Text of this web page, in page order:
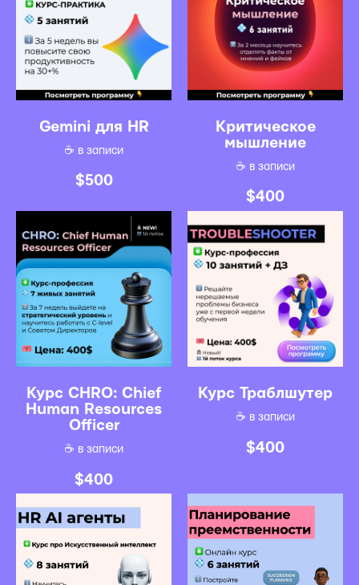
Gemini для HR
☕️ в записи
$500
Критическое
мышление
☕️ в записи
$400
Курс CHRO: Chief
Human Resources
Officer
☕️ в записи
$400
Курс Траблшутер
☕️ в записи
$400